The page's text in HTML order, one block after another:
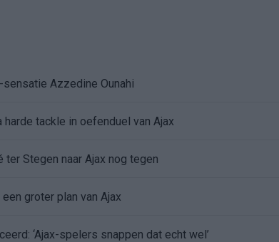
Azzedine Ounahi
tackle in oefenduel van Ajax
Stegen naar Ajax nog tegen
groter plan van Ajax
‘Ajax-spelers snappen dat echt wel’